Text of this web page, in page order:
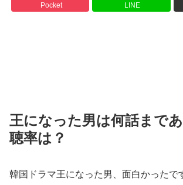
Pocket LINE
王になった男は何話まで
聴率は？
韓国ドラマ王になった男、面白かったで